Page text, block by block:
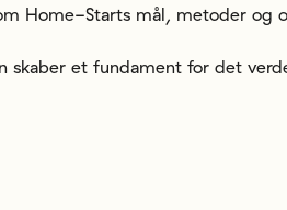
Home-Starts mål, metoder og
skaber et fundament for det